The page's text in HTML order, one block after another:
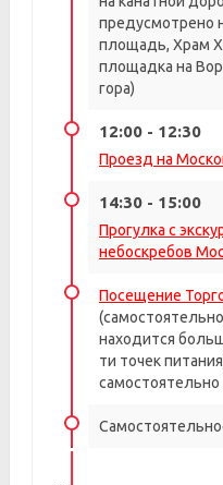
предусмотрено
площадь, Храм
площадка на
гора)
12:00 - 12:30
Проезд на
14:30 - 15:00
Прогулка с
небоскребов
Посещение
находится
ти точек